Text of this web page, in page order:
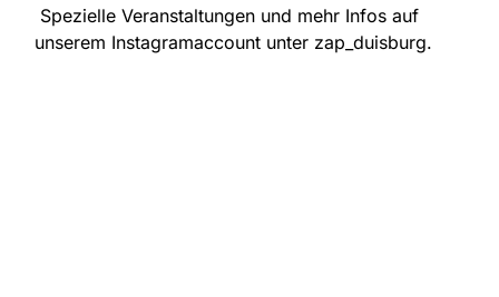
Spezielle Veranstaltungen und mehr Infos auf
unserem Instagramaccount unter zap_duisburg.